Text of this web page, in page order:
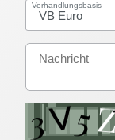
Verhandlungsbasis